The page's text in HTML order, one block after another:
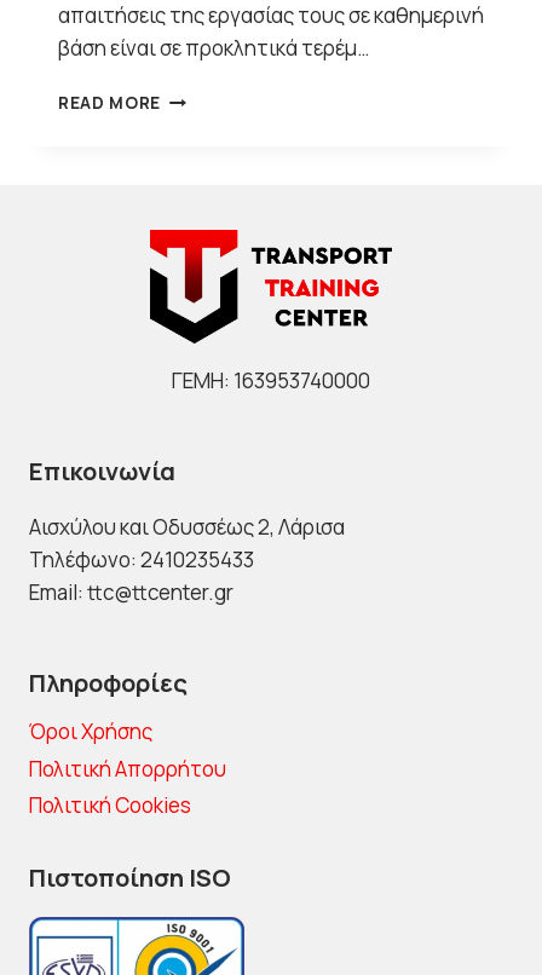
απαιτήσεις της εργασίας τους σε καθημερινή
βάση είναι σε προκλητικά τερέμ…
READ MORE ΚΑΤΑΝΟΏΝΤΑΣ
ΓΕΜΗ: 163953740000
Επικοινωνία
Αισχύλου και Οδυσσέως 2, Λάρισα
Τηλέφωνο: 2410235433
Email: ttc@ttcenter.gr
Πληροφορίες
Όροι Χρήσης
Πολιτική Απορρήτου
Πολιτική Cookies
Πιστοποίηση ISO